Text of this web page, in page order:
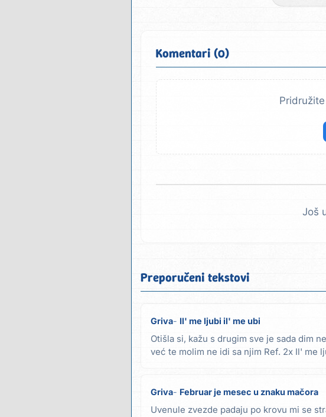
Komentari (0)
Još
Preporučeni tekstovi
Griva Il' me ljubi il' me ubi
Otišla si, kažu s drugim sve je sada dim
već te molim ne idi sa njim Ref. 2x Il' me
Griva Februar je mesec u znaku mačora
Uvenule zvezde padaju po krovu mi se